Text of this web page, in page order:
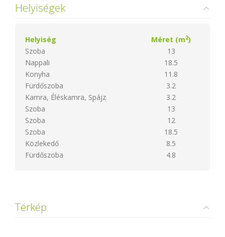
Helyiségek
Helyiség Méret (m2)
Szoba
13
Nappali
18.5
Konyha
11.8
Fürdőszoba
3.2
Kamra, Éléskamra, Spájz
3.2
Szoba
13
Szoba
12
Szoba
18.5
Közlekedő
8.5
Fürdőszoba
4.8
Térkép